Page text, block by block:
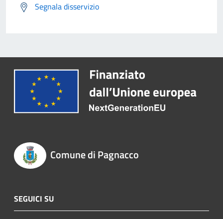
Segnala disservizio
Comune di Pagnacco
SEGUICI SU